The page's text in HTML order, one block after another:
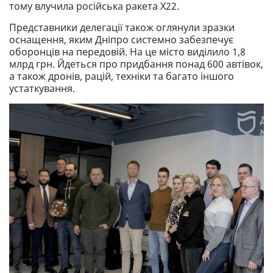
тому влучила російська ракета Х22.
Представники делегації також оглянули зразки
оснащення, яким Дніпро системно забезпечує
оборонців на передовій. На це місто виділило 1,8
млрд грн. Йдеться про придбання понад 600 автівок,
а також дронів, рацій, техніки та багато іншого
устаткування.